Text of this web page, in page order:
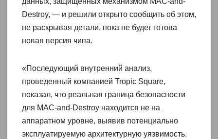
Destroy, — и решили открыто сообщить об этом,
не раскрывая детали, пока не будет готова
новая версия чипа.
«Последующий внутренний анализ,
проведенный компанией Tropic Square,
показал, что реальная граница безопасности
для MAC-and-Destroy находится не на
аппаратном уровне, выявив потенциально
эксплуатируемую архитектурную уязвимость.